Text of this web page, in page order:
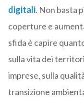
digitali. Non basta
coperture e
sfida è capire
sulla vita dei
imprese, sulla
transizione